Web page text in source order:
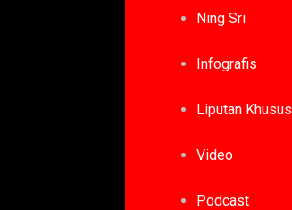
Ning Sri
Infografis
Liputan Khusus
Video
Podcast